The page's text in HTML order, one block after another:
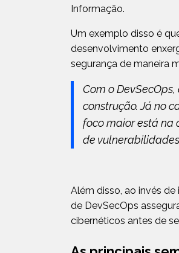
Informação.
Um exemplo disso é
desenvolvimento
segurança de maneira
Com o
construção. Já no
foco maior está na
de
Além disso, ao invés
de DevSecOps
cibernéticos antes de